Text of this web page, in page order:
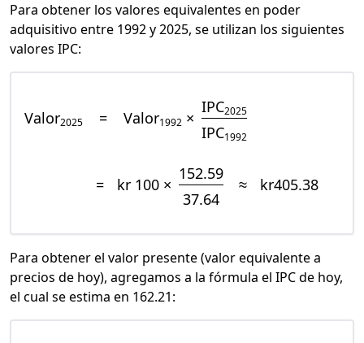
Para obtener los valores equivalentes en poder
adquisitivo entre 1992 y 2025, se utilizan los siguientes
valores IPC:
Valor2025 = Valor1992 ×
IPC2025
IPC1992
= kr 100 ×
152.59
37.64
≈ kr405.38
Para obtener el valor presente (valor equivalente a
precios de hoy), agregamos a la fórmula el IPC de hoy,
el cual se estima en 162.21: